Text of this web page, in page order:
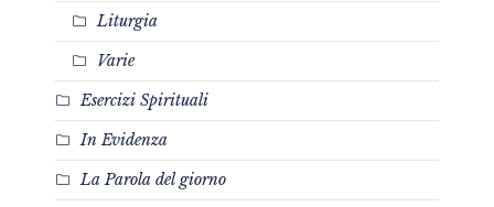
Liturgia
Varie
Esercizi Spirituali
In Evidenza
La Parola del giorno